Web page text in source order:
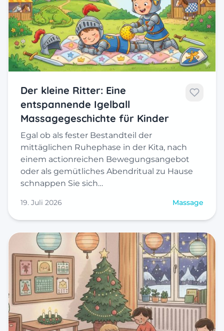
Der kleine Ritter: Eine
entspannende Igelball
Massagegeschichte für Kinder
Egal ob als fester Bestandteil der
mittäglichen Ruhephase in der Kita, nach
einem actionreichen Bewegungsangebot
oder als gemütliches Abendritual zu Hause
schnappen Sie sich…
19. Juli 2026 Massage